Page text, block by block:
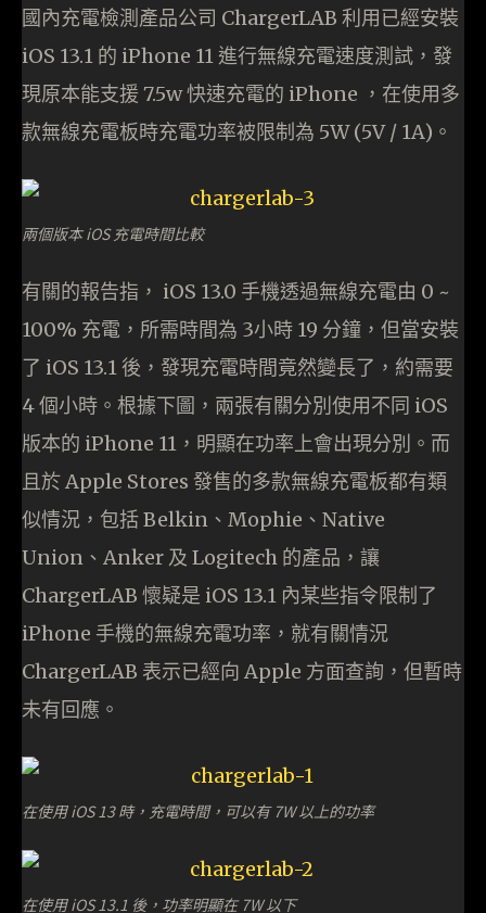
國內充電檢測產品公司 ChargerLAB 利用已經安裝
iOS 13.1 的 iPhone 11 進行無線充電速度測試，發
現原本能支援 7.5w 快速充電的 iPhone ，在使用多
款無線充電板時充電功率被限制為 5W (5V / 1A)。
兩個版本 iOS 充電時間比較
有關的報告指， iOS 13.0 手機透過無線充電由 0 ~
100% 充電，所需時間為 3小時 19 分鐘，但當安裝
了 iOS 13.1 後，發現充電時間竟然變長了，約需要
4 個小時。根據下圖，兩張有關分別使用不同 iOS
版本的 iPhone 11，明顯在功率上會出現分別。而
且於 Apple Stores 發售的多款無線充電板都有類
似情況，包括 Belkin、Mophie、Native
Union、Anker 及 Logitech 的產品，讓
ChargerLAB 懷疑是 iOS 13.1 內某些指令限制了
iPhone 手機的無線充電功率，就有關情況
ChargerLAB 表示已經向 Apple 方面查詢，但暫時
未有回應。
在使用 iOS 13 時，充電時間，可以有 7W 以上的功率
在使用 iOS 13.1 後，功率明顯在 7W 以下